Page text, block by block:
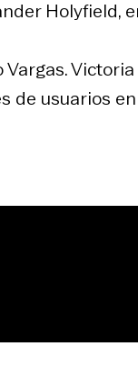
Holyfield,
usuarios en